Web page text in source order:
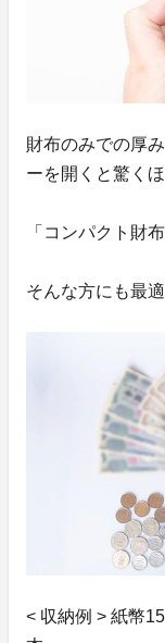
財布のみでの厚
ーを開くと驚く
「コンパクト財
そんな方にも最
< 収納例 > 紙幣